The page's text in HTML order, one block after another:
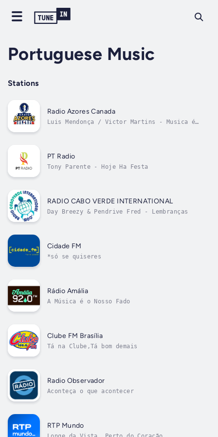
Portuguese Music
Stations
Radio Azores Canada
Luis Mendonça / Victor Martins - Musica é
PT Radio
Tony Parente - Hoje Ha Festa
RADIO CABO VERDE INTERNATIONAL
Day Breezy & Pendrive Fred - Lembranças
Cidade FM
*só se quiseres
Rádio Amália
A Música é o Nosso Fado
Clube FM Brasília
Tá na Clube,Tá bom demais
Radio Observador
Aconteça o que acontecer
RTP Mundo